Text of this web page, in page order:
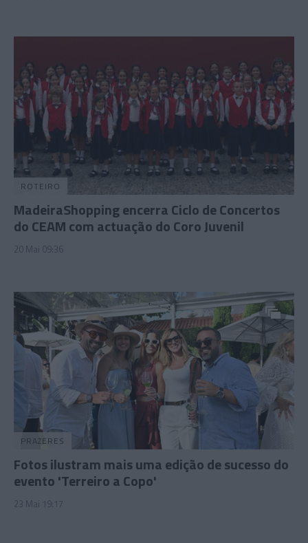
ROTEIRO
MadeiraShopping encerra Ciclo de Concertos
do CEAM com actuação do Coro Juvenil
20 Mai 09:36
PRAZERES
Fotos ilustram mais uma edição de sucesso do
evento 'Terreiro a Copo'
23 Mai 19:17